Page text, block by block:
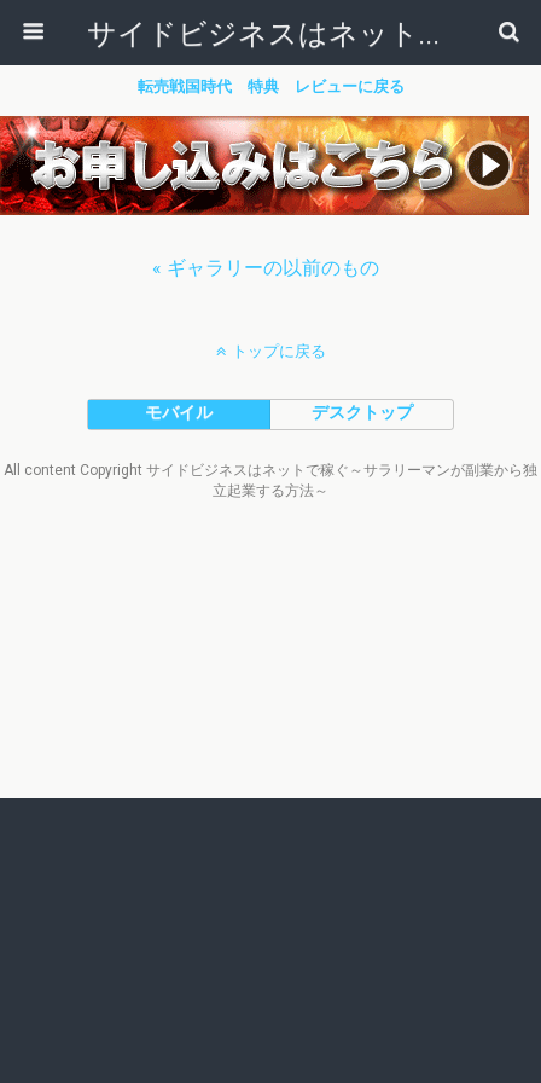
サイドビジネスはネットで稼ぐ～サラリーマンが副業から独立起業する方法～
転売戦国時代 特典 レビューに戻る
« ギャラリーの以前のもの
トップに戻る
モバイル デスクトップ
All content Copyright サイドビジネスはネットで稼ぐ～サラリーマンが副業から独
立起業する方法～